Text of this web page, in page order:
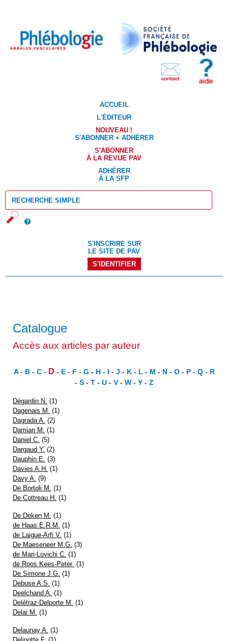
ACCUEIL
L'ÉDITEUR
NOUVEAU !
S'ABONNER + ADHÉRER
S'ABONNER
À LA REVUE PAV
ADHÉRER
À LA SFP
S'INSCRIRE SUR
LE SITE DE PAV
S'IDENTIFIER
Catalogue
Accès aux articles par auteur
A- B- C- D - E- F - G - H- I - J - K- L - M - N- O- P- Q- R
- S- T- U- V- W- Y- Z
Dégardin N. (1)
Dagenais M.
(1)
Dagrada A. (2)
Damian M.
(1)
Daniel C. (5)
Dargaud Y. (2)
Dauphin E. (3)
Davies A.H. (1)
Davy A. (9)
De Bortoli M.
(1)
De Cottreau H. (1)
De Deken M.
(1)
de Haas E.R.M.
(1)
de Laigue-Arfi V. (1)
De Maeseneer M.G. (3)
de Mari-Lovichi C. (1)
de Roos Kees-Peter (1)
De Simone J.G. (1)
Debuse A.S. (1)
Deelchand A. (1)
Delétraz-Delporte M.
(1)
Delai M.
(1)
Delaunay A. (1)